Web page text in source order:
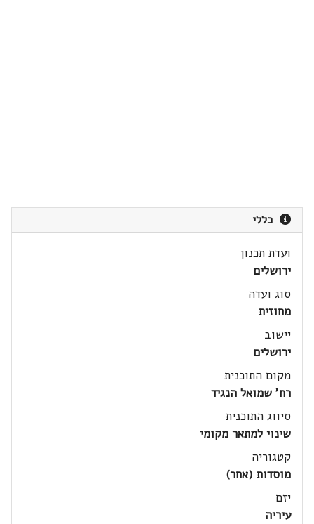
כללי
ועדת תכנון
ירושלים
סוג ועדה
מחוזית
יישוב
ירושלים
מקום התוכנית
רח' שמואל הנגיד
סיווג התוכנית
שינוי למתאר מקומי
קטגוריה
מוסדות (אחר)
יזם
עיריה